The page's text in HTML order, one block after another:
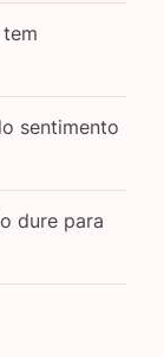
sentimento
dure para